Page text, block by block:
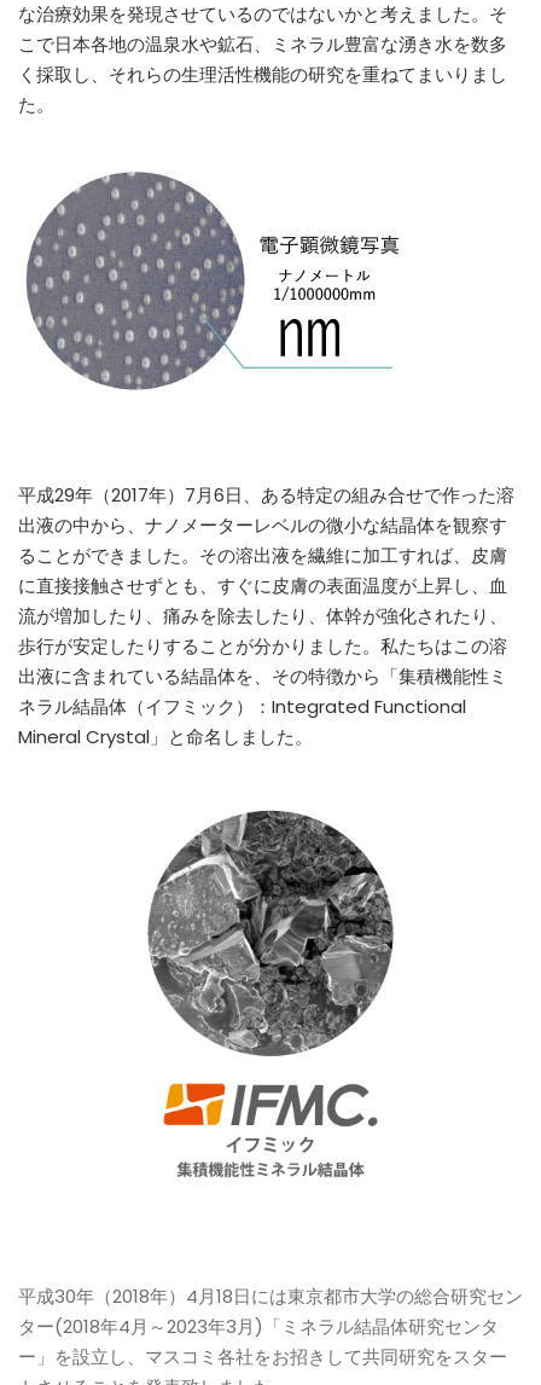
な治療効果を発現させているのではないかと考えました。そ
こで日本各地の温泉水や鉱石、ミネラル豊富な湧き水を数多
く採取し、それらの生理活性機能の研究を重ねてまいりまし
た。
平成29年（2017年）7月6日、ある特定の組み合せで作った溶
出液の中から、ナノメーターレベルの微小な結晶体を観察す
ることができました。その溶出液を繊維に加工すれば、皮膚
に直接接触させずとも、すぐに皮膚の表面温度が上昇し、血
流が増加したり、痛みを除去したり、体幹が強化されたり、
歩行が安定したりすることが分かりました。私たちはこの溶
出液に含まれている結晶体を、その特徴から「集積機能性ミ
ネラル結晶体（イフミック）：Integrated Functional
Mineral Crystal」と命名しました。
平成30年（2018年）4月18日には東京都市大学の総合研究セン
ター(2018年4月～2023年3月)「ミネラル結晶体研究センタ
ー」を設立し、マスコミ各社をお招きして共同研究をスター